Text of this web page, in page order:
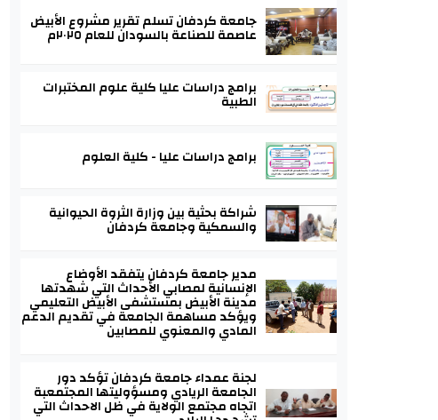
جامعة كردفان تسلم تقرير مشروع الأبيض
عاصمة للصناعة بالسودان للعام ٢٠٢٥م
برامج دراسات عليا كلية علوم المختبرات
الطبية
برامج دراسات عليا - كلية العلوم
شراكة بحثية بين وزارة الثروة الحيوانية
والسمكية وجامعة كردفان
مدير جامعة كردفان يتفقد الأوضاع
الإنسانية لمصابي الأحداث التي شهدتها
مدينة الأبيض بمستشفى الأبيض التعليمي
ويؤكد مساهمة الجامعة في تقديم الدعم
المادي والمعنوي للمصابين
لجنة عمداء جامعة كردفان تؤكد دور
الجامعة الريادي ومسؤوليتها المجتمعبة
اتجاه مجتمع الولاية في ظل الاحداث التي